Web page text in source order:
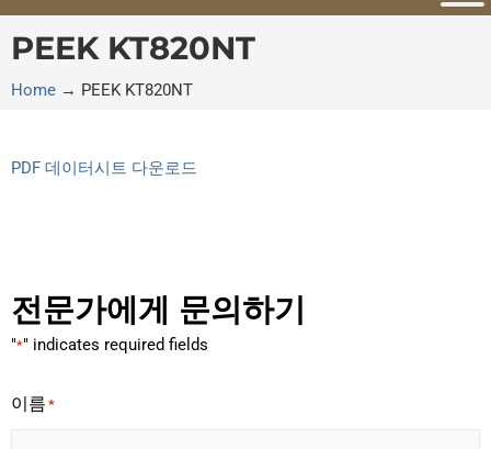
PEEK KT820NT
Home → PEEK KT820NT
PDF 데이터시트 다운로드
전문가에게 문의하기
"*" indicates required fields
이름 *